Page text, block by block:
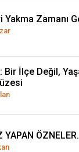
Yakma Zamanı
Bir İlçe Değil,
YAPAN